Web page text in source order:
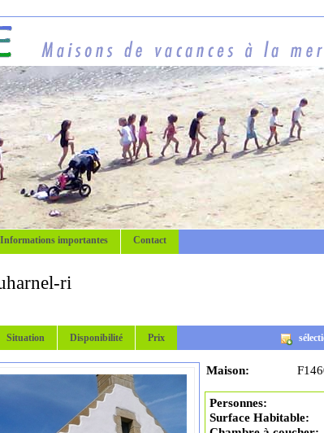
Informations importantes Contact
ri
Situation Disponibilité Prix
Maison:
Personnes:
Surface Habitable: